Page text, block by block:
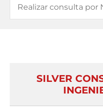
SILVER